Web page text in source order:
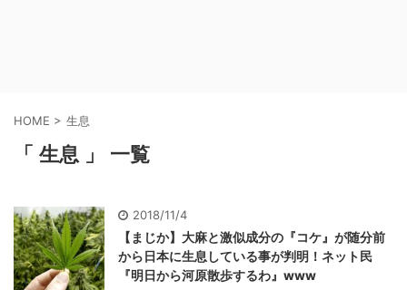
HOME > 生息
「 生息 」 一覧
2018/11/4
【まじか】大麻と激似成分の『コケ』が随分前
から日本に生息している事が判明！ネット民
『明日から河原散歩するわ』www